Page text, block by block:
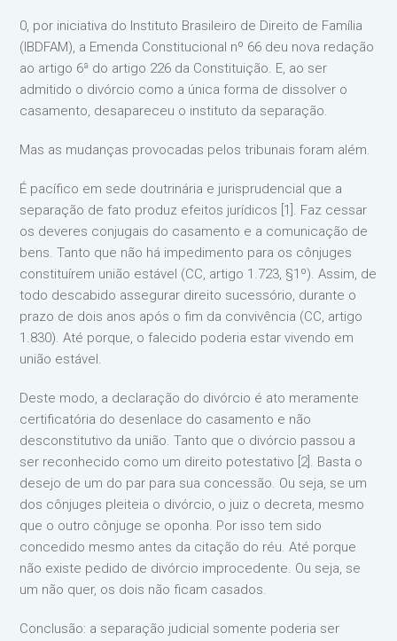
0, por iniciativa do Instituto Brasileiro de Direito de Família
(IBDFAM), a Emenda Constitucional nº 66 deu nova redação
ao artigo 6ª do artigo 226 da Constituição. E, ao ser
admitido o divórcio como a única forma de dissolver o
casamento, desapareceu o instituto da separação.
Mas as mudanças provocadas pelos tribunais foram além.
É pacífico em sede doutrinária e jurisprudencial que a
separação de fato produz efeitos jurídicos [1]. Faz cessar
os deveres conjugais do casamento e a comunicação de
bens. Tanto que não há impedimento para os cônjuges
constituírem união estável (CC, artigo 1.723, §1º). Assim, de
todo descabido assegurar direito sucessório, durante o
prazo de dois anos após o fim da convivência (CC, artigo
1.830). Até porque, o falecido poderia estar vivendo em
união estável.
Deste modo, a declaração do divórcio é ato meramente
certificatória do desenlace do casamento e não
desconstitutivo da união. Tanto que o divórcio passou a
ser reconhecido como um direito potestativo [2]. Basta o
desejo de um do par para sua concessão. Ou seja, se um
dos cônjuges pleiteia o divórcio, o juiz o decreta, mesmo
que o outro cônjuge se oponha. Por isso tem sido
concedido mesmo antes da citação do réu. Até porque
não existe pedido de divórcio improcedente. Ou seja, se
um não quer, os dois não ficam casados.
Conclusão: a separação judicial somente poderia ser